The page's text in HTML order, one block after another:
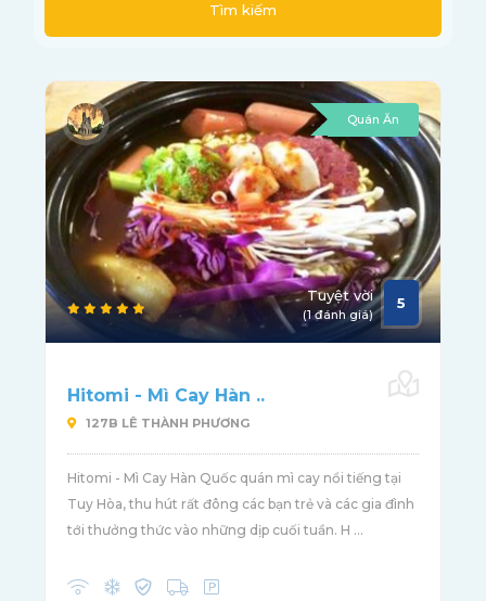
Tìm kiếm
Quán Ăn
Tuyệt vời
(1 đánh giá)
5
Hitomi - Mì Cay Hàn ..
127B LÊ THÀNH PHƯƠNG
Hitomi - Mì Cay Hàn Quốc quán mì cay nổi tiếng tại
Tuy Hòa, thu hút rất đông các bạn trẻ và các gia đình
tới thưởng thức vào những dịp cuối tuần. H ...